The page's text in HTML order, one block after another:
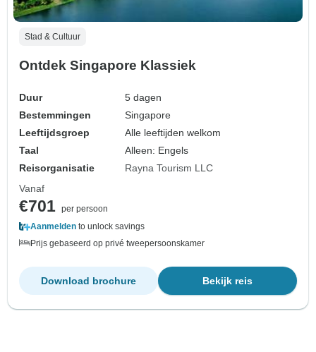
Stad & Cultuur
Ontdek Singapore Klassiek
Duur
5 dagen
Bestemmingen
Singapore
Leeftijdsgroep
Alle leeftijden welkom
Taal
Alleen: Engels
Reisorganisatie
Rayna Tourism LLC
Vanaf
€701 per persoon
Aanmelden to unlock savings
Prijs gebaseerd op privé tweepersoonskamer
Bekijk reis
Download brochure